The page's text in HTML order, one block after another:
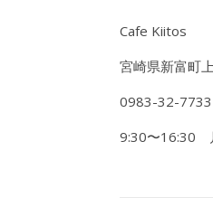
Cafe Kiitos
宮崎県新富町
0983-32-7733
9:30〜16:30